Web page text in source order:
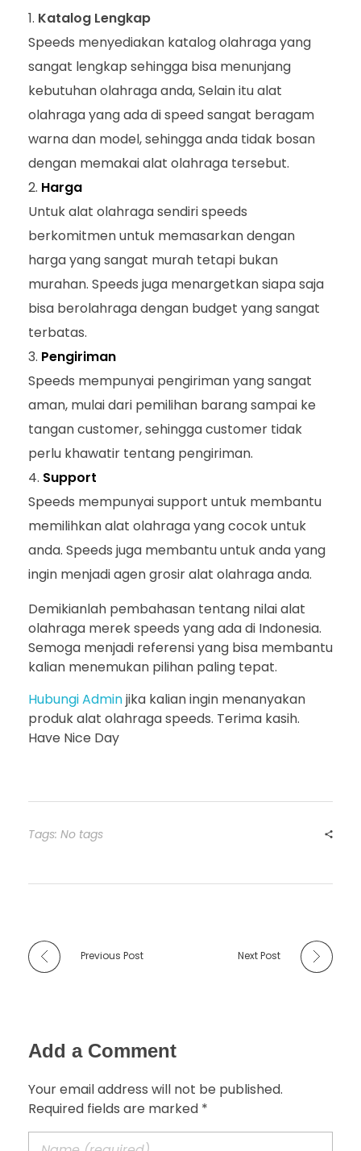
Katalog Lengkap
Speeds menyediakan katalog olahraga yang
sangat lengkap sehingga bisa menunjang
kebutuhan olahraga anda, Selain itu alat
olahraga yang ada di speed sangat beragam
warna dan model, sehingga anda tidak bosan
dengan memakai alat olahraga tersebut.
Harga
Untuk alat olahraga sendiri speeds
berkomitmen untuk memasarkan dengan
harga yang sangat murah tetapi bukan
murahan. Speeds juga menargetkan siapa saja
bisa berolahraga dengan budget yang sangat
terbatas.
Pengiriman
Speeds mempunyai pengiriman yang sangat
aman, mulai dari pemilihan barang sampai ke
tangan customer, sehingga customer tidak
perlu khawatir tentang pengiriman.
Support
Speeds mempunyai support untuk membantu
memilihkan alat olahraga yang cocok untuk
anda. Speeds juga membantu untuk anda yang
ingin menjadi agen grosir alat olahraga anda.
Demikianlah pembahasan tentang nilai alat
olahraga merek speeds yang ada di Indonesia.
Semoga menjadi referensi yang bisa membantu
kalian menemukan pilihan paling tepat.
Hubungi Adminjika kalian ingin menanyakan
produk alat olahraga speeds. Terima kasih.
Have Nice Day
Tags: No tags
Previous Post Next Post
Add a Comment
Your email address will not be published.
Required fields are marked *